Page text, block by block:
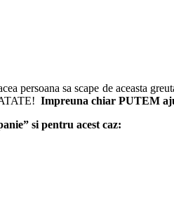
persoana sa scape de aceasta
Impreuna chiar PUTEM
si pentru acest caz: